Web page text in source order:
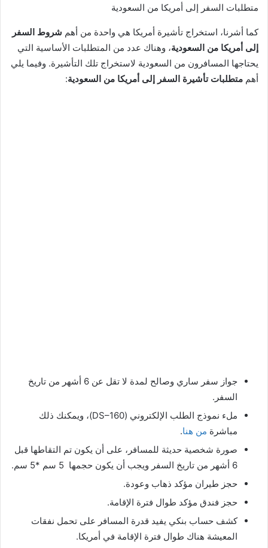
متطلبات السفر إلى أمريكا من السعودية
كما أشرنا، استخراج تأشيرة أمريكا هي واحدة من أهم شروط السفر
إلى أمريكا من السعودية، وهناك عدد من المتطلبات الأساسية التي
يحتاجها المسافرون من السعودية لاستخراج تلك التأشيرة. وفيما يلي
أهم متطلبات تأشيرة السفر إلى أمريكا من السعودية:
جواز سفر ساري وصالح لمدة لا تقل عن 6 أشهر من تاريخ
السفر.
ملء نموذج الطلب الإلكتروني (DS–160)، ويمكنك ذلك
مباشرة من هنا.
صورة شخصية حديثة للمسافر، على أن يكون تم التقاطها قبل
6 أشهر من تاريخ السفر ويجب أن يكون حجمها 5 سم *5 سم.
حجز طيران مؤكد ذهاب وعودة.
حجز فندق مؤكد طوال فترة الإقامة.
كشف حساب بنكي يفيد قدرة المسافر على تحمل نفقات
المعيشة هناك طوال فترة الإقامة في أمريكا.